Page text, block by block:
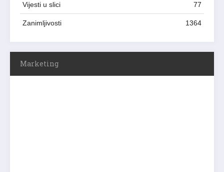
Vijesti u slici 77
Zanimljivosti 1364
Marketing